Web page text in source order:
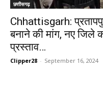
छत्तीसगढ़
Chhattisgarh:
बनाने की मांग, नए जिले
प्रस्ताव…
Clipper28 - September 16, 2024